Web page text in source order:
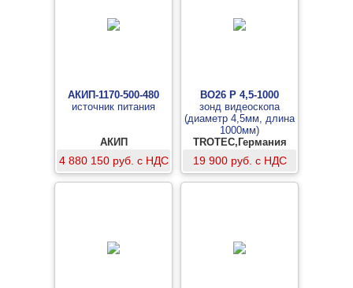
АКИП-1170-500-480
источник питания
АКИП
4 880 150 руб. с НДС
BO26 P 4,5-1000
зонд видеоскопа
(диаметр 4,5мм, длина
1000мм)
TROTEC,Германия
19 900 руб. с НДС